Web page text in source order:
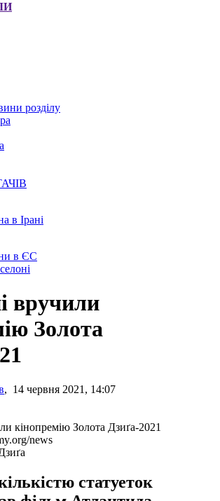
розділу
в Ірані
в ЄС
вручили
Золота
, 14 червня 2021, 14:07
news
статуеток